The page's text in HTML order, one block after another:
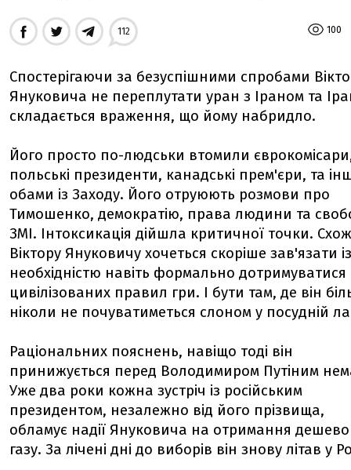
100
112
Спостерігаючи за безуспішними спробами
Януковича не переплутати уран з Іраном та
складається враження, що йому набридло.
Його просто по-людськи втомили
польські президенти, канадські прем'єри, та
обами із Заходу. Його отруюють розмови про
Тимошенко, демократію, права людини та
ЗМІ. Інтоксикація дійшла критичної точки.
Віктору Януковичу хочеться скоріше зав'язати із
необхідністю навіть формально дотримуватися
цивілізованих правил гри. І бути там, де він
ніколи не почуватиметься слоном у посудній
Раціональних пояснень, навіщо тоді він
принижується перед Володимиром Путіним
Уже два роки кожна зустріч із російським
президентом, незалежно від його прізвища,
обламує надії Януковича на отримання
газу. За лічені дні до виборів він знову літав у